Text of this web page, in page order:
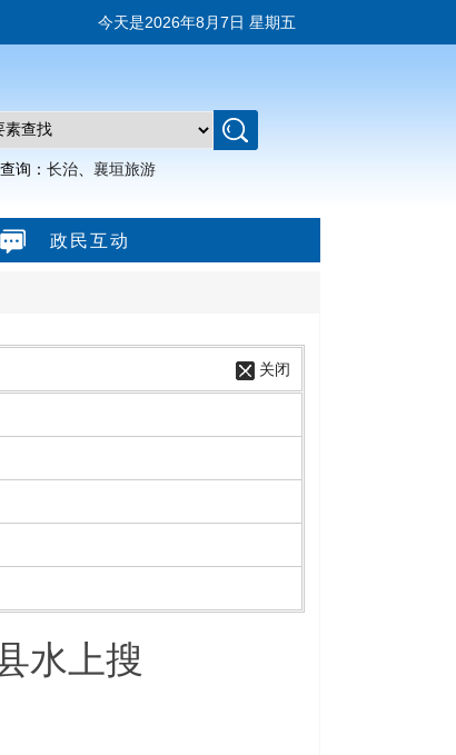
今天是2026年8月7日 星期五
询： 长治 襄垣旅游
政民互动
关闭
水上搜